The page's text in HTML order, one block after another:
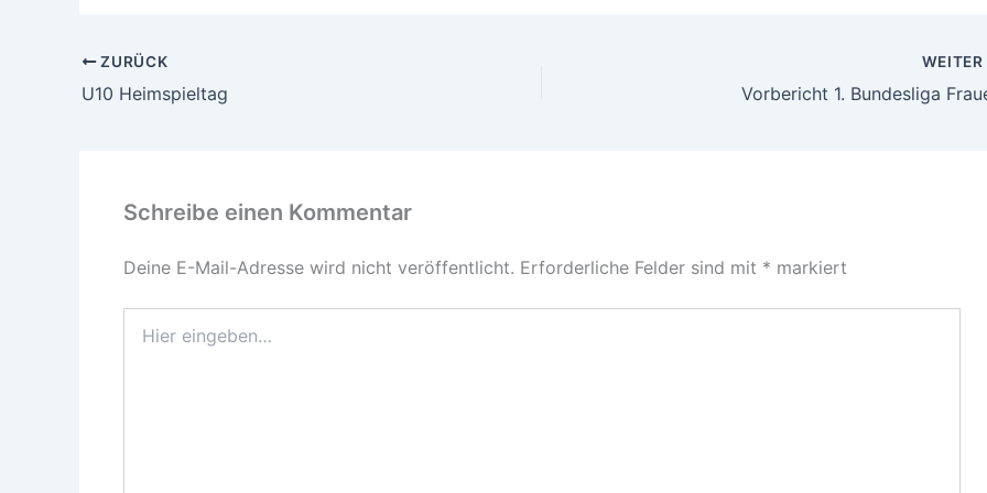
ZURÜCK
U10 Heimspieltag
WEITER
Vorbericht 1. Bundesliga
Schreibe einen Kommentar
Deine E-Mail-Adresse wird nicht veröffentlicht. Erforderliche Felder sind mit * markiert
eingeben…